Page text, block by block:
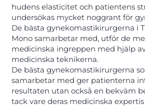
hudens elasticitet och patientens
undersökas mycket noggrant för
De bästa gynekomastikirurgerna i
Mono samarbetar med, utför de
medicinska ingreppen med hjälp
medicinska teknikerna.
De bästa gynekomastikirurgerna
samarbetar med ger patienterna
resultaten utan också en bekväm
tack vare deras medicinska